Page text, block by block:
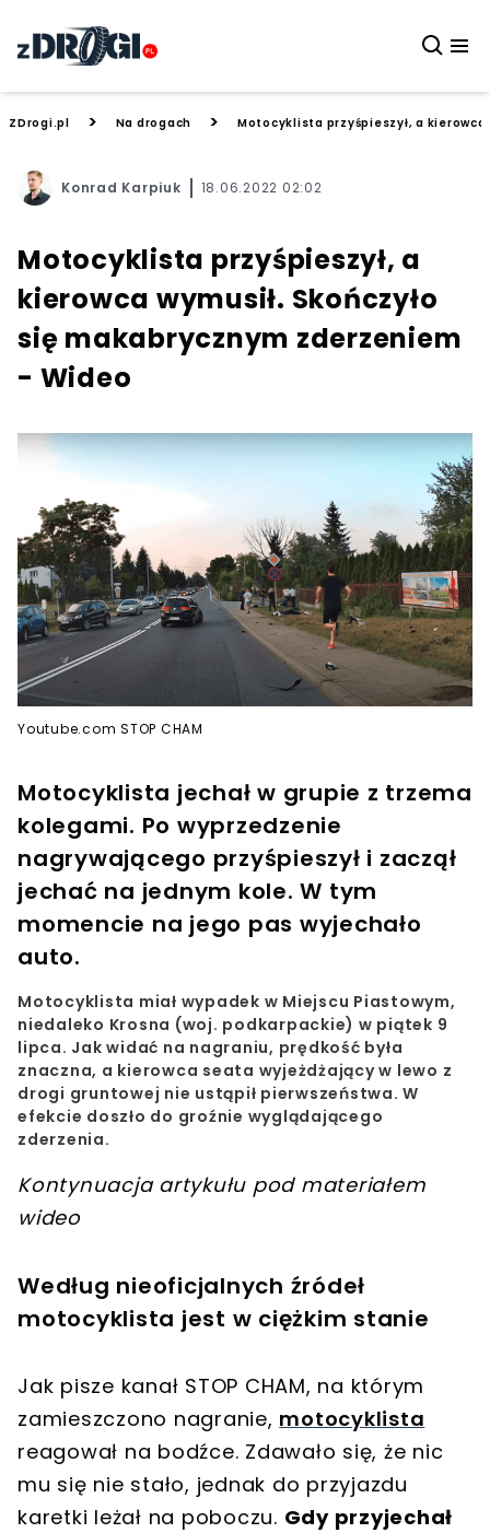
ZDrogi.pl > Na drogach > Motocyklista przyśpieszył, a
Konrad Karpiuk 18.06.2022 02:02
Motocyklista przyśpieszył, a
kierowca wymusił. Skończyło
się makabrycznym zderzeniem
- Wideo
Youtube.com STOP CHAM
Motocyklista jechał w grupie z trzema
kolegami. Po wyprzedzenie
nagrywającego przyśpieszył i zaczął
jechać na jednym kole. W tym
momencie na jego pas wyjechało
auto.
Motocyklista miał wypadek w Miejscu Piastowym,
niedaleko Krosna (woj. podkarpackie) w piątek 9
lipca. Jak widać na nagraniu, prędkość była
znaczna, a kierowca seata wyjeżdżający w lewo z
drogi gruntowej nie ustąpił pierwszeństwa. W
efekcie doszło do groźnie wyglądającego
zderzenia.
Kontynuacja artykułu pod materiałem
wideo
Według nieoficjalnych źródeł
motocyklista jest w ciężkim stanie
Jak pisze kanał STOP CHAM, na którym
zamieszczono nagranie, motocyklista
reagował na bodźce. Zdawało się, że nic
mu się nie stało, jednak do przyjazdu
karetki leżał na poboczu. Gdy przyjechał